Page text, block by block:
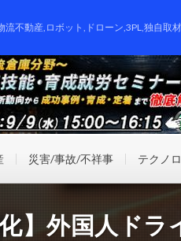
流不動産,ロボット,ドローン,3PL,独自取
災害/事故/不祥事 テクノ
化】外国人ド